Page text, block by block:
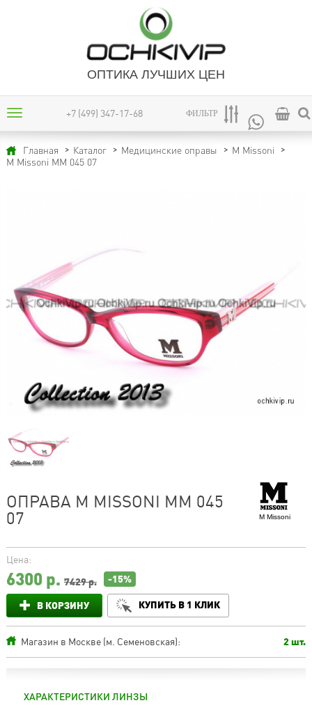
ОПТИКА ЛУЧШИХ ЦЕН
+7 (499) 347-17-68 ФИЛЬТР
Главная Каталог Медицинские оправы
M Missoni
M Missoni MM 045 07
M Missoni
ОПРАВА M MISSONI MM 045
07
Цена:
6300р. 7429 р. -15%
В КОРЗИНУ КУПИТЬ В 1 КЛИК
Магазин в Москве (м. Семеновская): 2 шт.
ХАРАКТЕРИСТИКИ ЛИНЗЫ